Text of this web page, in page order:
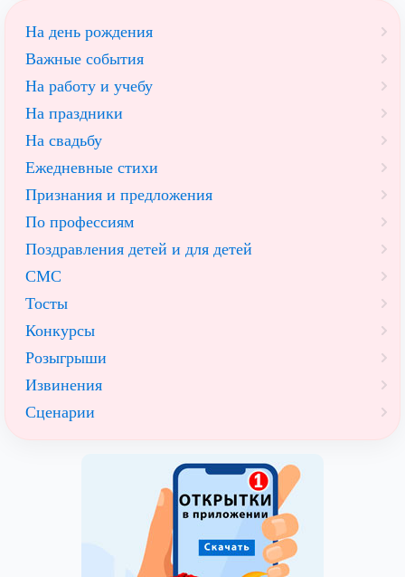
На день рождения
Важные события
На работу и учебу
На праздники
На свадьбу
Ежедневные стихи
Признания и предложения
По профессиям
Поздравления детей и для детей
СМС
Тосты
Конкурсы
Розыгрыши
Извинения
Сценарии